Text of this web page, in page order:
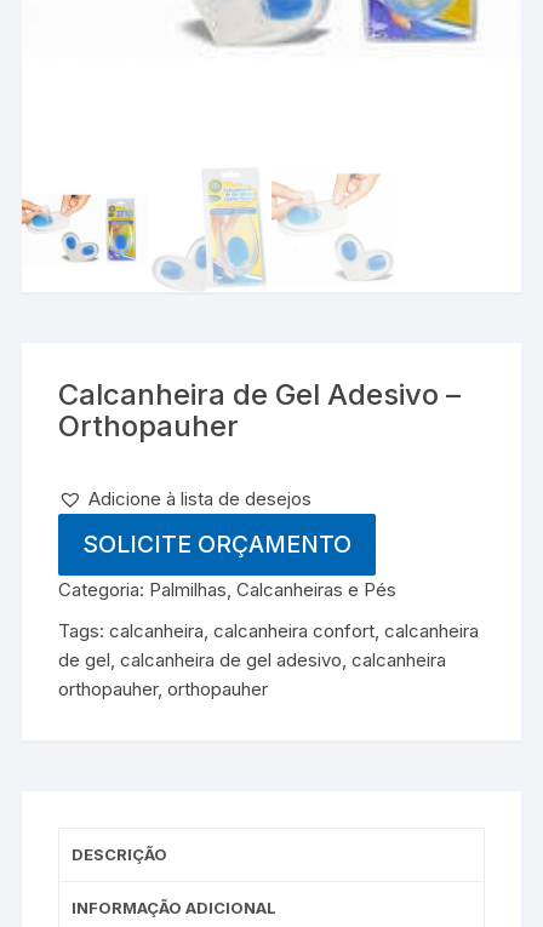
Calcanheira de Gel Adesivo –
Orthopauher
Adicione à lista de desejos
SOLICITE ORÇAMENTO
Categoria: Palmilhas, Calcanheiras e Pés
Tags:calcanheira,calcanheira confort,calcanheira
de gel,calcanheira de gel adesivo,calcanheira
orthopauher,orthopauher
DESCRIÇÃO
INFORMAÇÃO ADICIONAL